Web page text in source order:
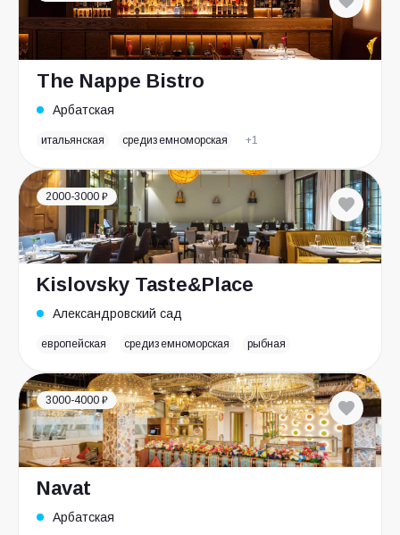
The Nappe Bistro
Арбатская
итальянская средиземноморская +1
2000-3000 ₽
Kislovsky Taste&Place
Александровский сад
европейская средиземноморская рыбная
3000-4000 ₽
Navat
Арбатская